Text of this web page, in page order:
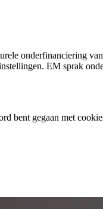
onderfinanciering
EM sprak
bent gegaan met